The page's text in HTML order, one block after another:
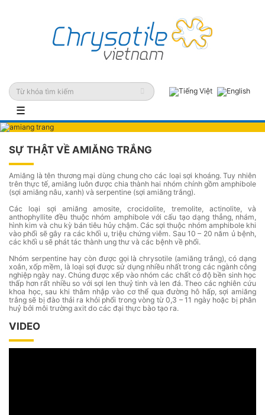
☰
SỰ THẬT VỀ AMIĂNG TRẮNG
Amiăng là tên thương mại dùng chung cho các loại sợi khoáng. Tuy nhiên
trên thực tế, amiăng luôn được chia thành hai nhóm chính gồm amphibole
(sợi amiăng nâu, xanh) và serpentine (sợi amiăng trắng).
Các loại sợi amiăng amosite, crocidolite, tremolite, actinolite, và
anthophyllite đều thuộc nhóm amphibole với cấu tạo dạng thẳng, nhám,
hình kim và chu kỳ bán tiêu hủy chậm. Các sợi thuộc nhóm amphibole khi
vào phổi sẽ gây ra các khối u, triệu chứng viêm. Sau 10 – 20 năm ủ bệnh,
các khối u sẽ phát tác thành ung thư và các bệnh về phổi.
Nhóm serpentine hay còn được gọi là chrysotile (amiăng trắng), có dạng
xoắn, xốp mềm, là loại sợi được sử dụng nhiều nhất trong các ngành công
nghiệp ngày nay. Chúng được xếp vào nhóm các chất có độ bền sinh học
thấp hơn rất nhiều so với sợi len thuỷ tinh và len đá. Theo các nghiên cứu
khoa học, sau khi thâm nhập vào cơ thể qua đường hô hấp, sợi amiăng
trắng sẽ bị đào thải ra khỏi phổi trong vòng từ 0,3 – 11 ngày hoặc bị phân
huỷ bởi môi trường axit do các đại thực bào tạo ra.
VIDEO